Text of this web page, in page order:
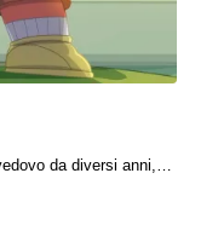
da diversi anni,…